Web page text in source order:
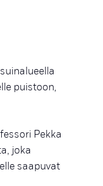
puistoon,
Pekka
joka
saapuvat